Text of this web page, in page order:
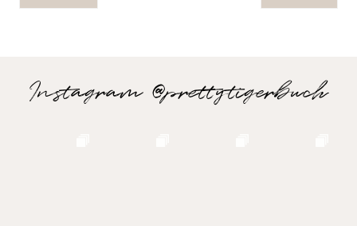
Instagram @prettytigerbuch